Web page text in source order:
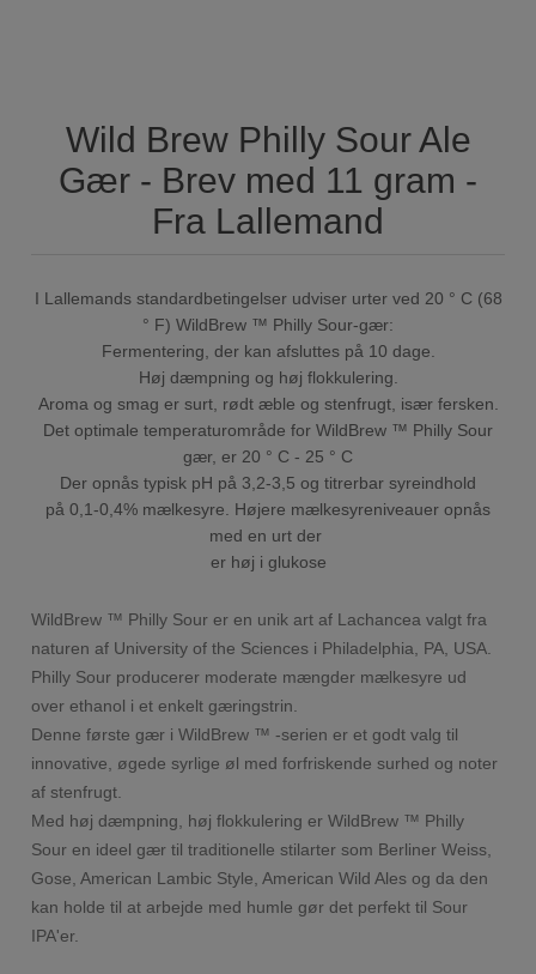
Wild Brew Philly Sour Ale
Gær - Brev med 11 gram -
Fra Lallemand
I Lallemands standardbetingelser udviser urter ved 20 ° C (68
° F) WildBrew ™ Philly Sour-gær:
Fermentering, der kan afsluttes på 10 dage.
Høj dæmpning og høj flokkulering.
Aroma og smag er surt, rødt æble og stenfrugt, især fersken.
Det optimale temperaturområde for WildBrew ™ Philly Sour
gær, er 20 ° C - 25 ° C
Der opnås typisk pH på 3,2-3,5 og titrerbar syreindhold
på 0,1-0,4% mælkesyre. Højere mælkesyreniveauer opnås
med en urt der
er høj i glukose
WildBrew ™ Philly Sour er en unik art af Lachancea valgt fra
naturen af ​​University of the Sciences i Philadelphia, PA, USA.
Philly Sour producerer moderate mængder mælkesyre ud
over ethanol i et enkelt gæringstrin.
Denne første gær i WildBrew ™ -serien er et godt valg til
innovative, øgede syrlige øl med forfriskende surhed og noter
af stenfrugt.
Med høj dæmpning, høj flokkulering er WildBrew ™ Philly
Sour en ideel gær til traditionelle stilarter som Berliner Weiss,
Gose, American Lambic Style, American Wild Ales og da den
kan holde til at arbejde med humle gør det perfekt til Sour
IPA'er.